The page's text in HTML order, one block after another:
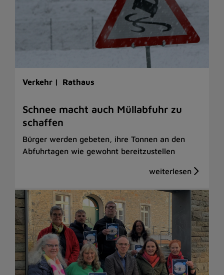
Verkehr | Rathaus
Schnee macht auch Müllabfuhr zu
schaffen
Bürger werden gebeten, ihre Tonnen an den
Abfuhrtagen wie gewohnt bereitzustellen